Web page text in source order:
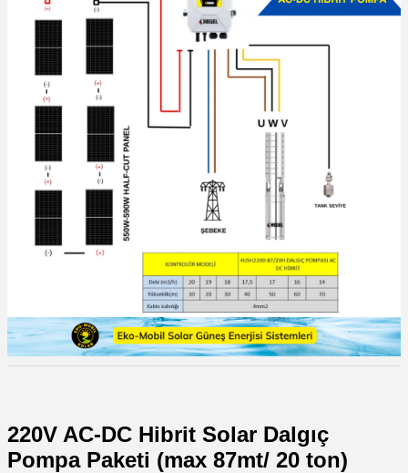
220V AC-DC Hibrit Solar Dalgıç
Pompa Paketi (max 87mt/ 20 ton)